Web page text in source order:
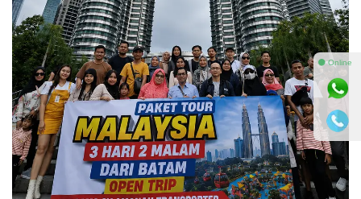
⚫ Online